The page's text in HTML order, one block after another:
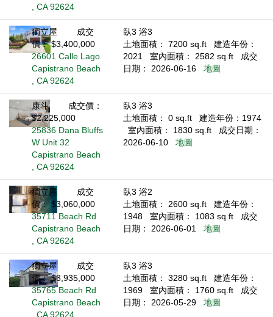
, CA 92624
獨立屋
成交
價： $3,400,000
26601 Calle Lago
Capistrano Beach
, CA 92624
臥3 浴3
土地面積： 7200 sq.ft
建造年份：
2021
室內面積： 2582 sq.ft
成交
日期： 2026-06-16
地圖
康斗
成交價：
$2,225,000
25836 Dana Bluffs
W Unit 32
Capistrano Beach
, CA 92624
臥3 浴3
土地面積： 0 sq.ft
建造年份：1974
室內面積： 1830 sq.ft
成交日期：
2026-06-10
地圖
獨立屋
成交
價： $3,060,000
35711 Beach Rd
Capistrano Beach
, CA 92624
臥3 浴2
土地面積： 2600 sq.ft
建造年份：
1948
室內面積： 1083 sq.ft
成交
日期： 2026-06-01
地圖
獨立屋
成交
價： $3,935,000
35765 Beach Rd
Capistrano Beach
, CA 92624
臥3 浴3
土地面積： 3280 sq.ft
建造年份：
1969
室內面積： 1760 sq.ft
成交
日期： 2026-05-29
地圖